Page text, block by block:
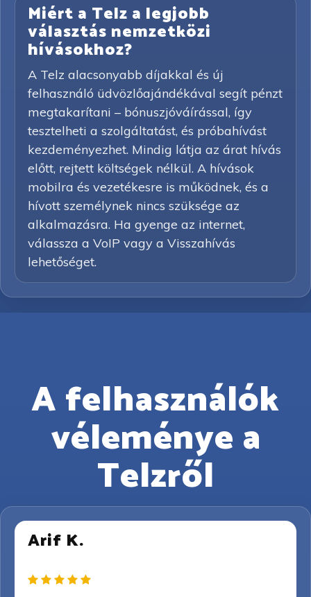
Miért a Telz a legjobb
választás nemzetközi
hívásokhoz?
A Telz alacsonyabb díjakkal és új
felhasználó üdvözlőajándékával segít pénzt
megtakarítani – bónuszjóváírással, így
tesztelheti a szolgáltatást, és próbahívást
kezdeményezhet. Mindig látja az árat hívás
előtt, rejtett költségek nélkül. A hívások
mobilra és vezetékesre is működnek, és a
hívott személynek nincs szüksége az
alkalmazásra. Ha gyenge az internet,
válassza a VoIP vagy a Visszahívás
lehetőséget.
A felhasználók
véleménye a
Telzről
Arif K.